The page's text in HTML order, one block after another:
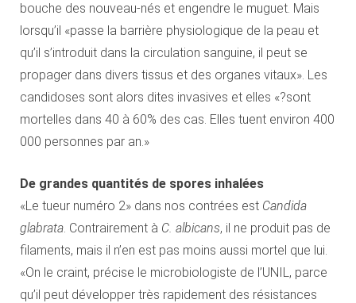
bouche des nouveau-nés et engendre le muguet. Mais
lorsqu’il «passe la barrière physiologique de la peau et
qu’il s’introduit dans la circulation sanguine, il peut se
propager dans divers tissus et des organes vitaux». Les
candidoses sont alors dites invasives et elles «?sont
mortelles dans 40 à 60% des cas. Elles tuent environ 400
000 personnes par an.»
De grandes quantités de spores inhalées
«Le tueur numéro 2» dans nos contrées est Candida
glabrata. Contrairement à C. albicans, il ne produit pas de
filaments, mais il n’en est pas moins aussi mortel que lui.
«On le craint, précise le microbiologiste de l’UNIL, parce
qu’il peut développer très rapidement des résistances